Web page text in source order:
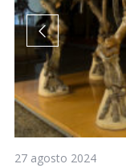
27 agosto 2024